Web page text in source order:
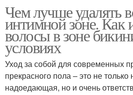
Чем лучше удалять
интимной зоне. Как
волосы в зоне
условиях
Уход за собой для современных
прекрасного пола – это не только
надоедающая, но и очень